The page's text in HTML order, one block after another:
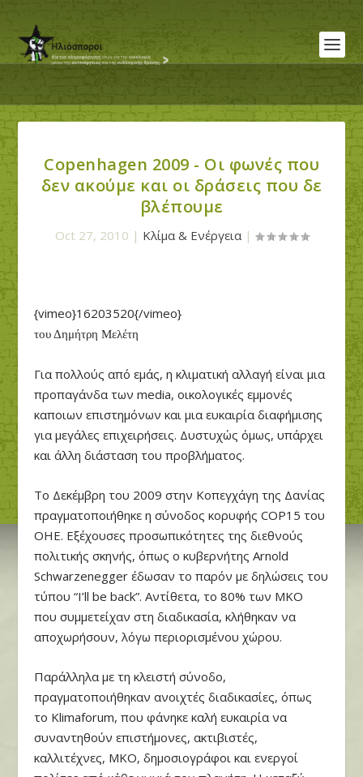
Copenhagen 2009 - Οι φωνές που
δεν ακούμε και οι δράσεις που δε
βλέπουμε
Oct 27, 2010 | Κλίμα & Ενέργεια|
{vimeo}16203520{/vimeo}
του Δημήτρη Μελέτη
Για πολλούς από εμάς, η κλιματική αλλαγή είναι μια
προπαγάνδα των media, οικολογικές εμμονές
καποιων επιστημόνων και μια ευκαιρία διαφήμισης
για μεγάλες επιχειρήσεις. Δυστυχώς όμως, υπάρχει
και άλλη διάσταση του προβλήματος.
Tο Δεκέμβρη του 2009 στην Κοπεγχάγη της Δανίας
πραγματοποιήθηκε η σύνοδος κορυφής COP15 του
ΟΗΕ. Εξέχουσες προσωπικότητες της διεθνούς
πολιτικής σκηνής, όπως ο κυβερνήτης Arnold
Schwarzenegger έδωσαν το παρόν με δηλώσεις του
τύπου “I’ll be back”. Αντίθετα, το 80% των ΜΚΟ
που συμμετείχαν στη διαδικασία, κλήθηκαν να
αποχωρήσουν, λόγω περιορισμένου χώρου.
Παράλληλα με τη κλειστή σύνοδο,
πραγματοποιήθηκαν ανοιχτές διαδικασίες, όπως
το Klimaforum, που φάνηκε καλή ευκαιρία να
συναντηθούν επιστήμονες, ακτιβιστές,
καλλιτέχνες, ΜΚΟ, δημοσιογράφοι και ενεργοί